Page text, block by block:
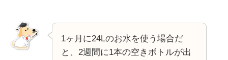
1ヶ月に24Lのお水を使う場合だ
と、2週間に1本の空きボトルが出